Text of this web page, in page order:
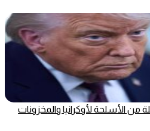
من الأسلحة لأوكرانيا والمخزونات